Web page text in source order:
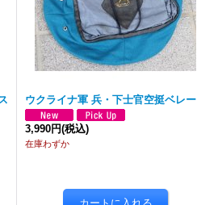
ウクライナ軍 兵・下士官空挺ベレー
3,990円(税込)
在庫わずか